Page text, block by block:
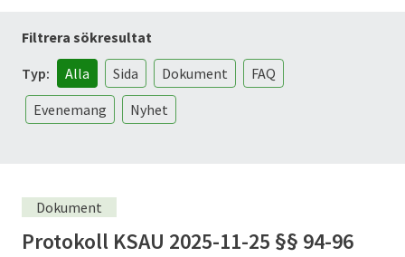
Filtrera sökresultat
Typ:
Alla Sida Dokument
FAQ
Evenemang
Nyhet
Dokument
Protokoll KSAU 2025-11-25 §§ 94-96